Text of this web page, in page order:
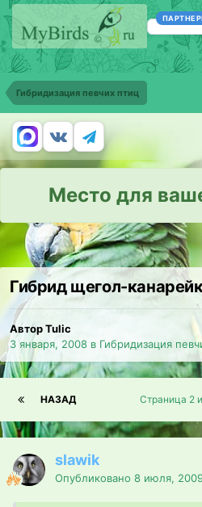
Гибридизация певчих птиц
Место для
Гибрид щегол-
Автор Tulic
3 января, 2008 в Гибридизация
НАЗАД Страница 2
slawik
Опубликовано 8 июля,